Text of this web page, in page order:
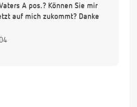
A pos.? Können Sie mir
auf mich zukommt? Danke